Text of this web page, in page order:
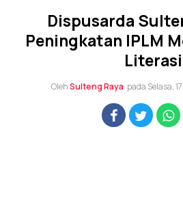
Dispusarda
Peningkatan IPLM
Literasi
OlehSulteng Raya pada Selasa,